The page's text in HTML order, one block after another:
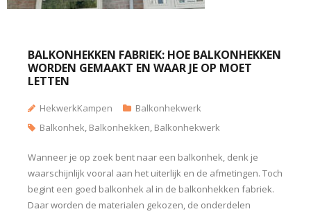
BALKONHEKKEN FABRIEK: HOE BALKONHEKKEN
WORDEN GEMAAKT EN WAAR JE OP MOET
LETTEN
HekwerkKampen
Balkonhekwerk
Balkonhek, Balkonhekken, Balkonhekwerk
Wanneer je op zoek bent naar een balkonhek, denk je
waarschijnlijk vooral aan het uiterlijk en de afmetingen. Toch
begint een goed balkonhek al in de balkonhekken fabriek.
Daar worden de materialen gekozen, de onderdelen